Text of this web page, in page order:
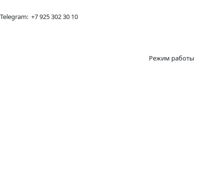
Telegram: +7 925 302 30 10
Режим работы